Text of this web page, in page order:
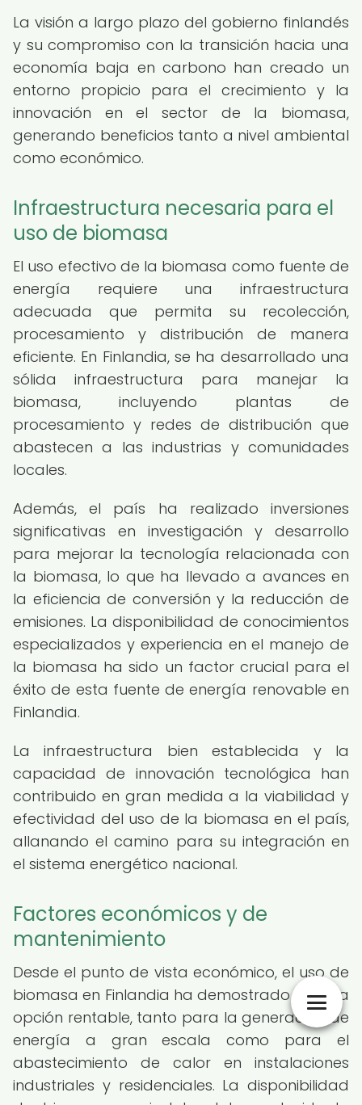
La visión a largo plazo del gobierno finlandés
y su compromiso con la transición hacia una
economía baja en carbono han creado un
entorno propicio para el crecimiento y la
innovación en el sector de la biomasa,
generando beneficios tanto a nivel ambiental
como económico.
Infraestructura necesaria para el
uso de biomasa
El uso efectivo de la biomasa como fuente de
energía requiere una infraestructura
adecuada que permita su recolección,
procesamiento y distribución de manera
eficiente. En Finlandia, se ha desarrollado una
sólida infraestructura para manejar la
biomasa, incluyendo plantas de
procesamiento y redes de distribución que
abastecen a las industrias y comunidades
locales.
Además, el país ha realizado inversiones
significativas en investigación y desarrollo
para mejorar la tecnología relacionada con
la biomasa, lo que ha llevado a avances en
la eficiencia de conversión y la reducción de
emisiones. La disponibilidad de conocimientos
especializados y experiencia en el manejo de
la biomasa ha sido un factor crucial para el
éxito de esta fuente de energía renovable en
Finlandia.
La infraestructura bien establecida y la
capacidad de innovación tecnológica han
contribuido en gran medida a la viabilidad y
efectividad del uso de la biomasa en el país,
allanando el camino para su integración en
el sistema energético nacional.
Factores económicos y de
mantenimiento
Desde el punto de vista económico, el uso de
biomasa en Finlandia ha demostrado ser una
opción rentable, tanto para la generación de
energía a gran escala como para el
abastecimiento de calor en instalaciones
industriales y residenciales. La disponibilidad